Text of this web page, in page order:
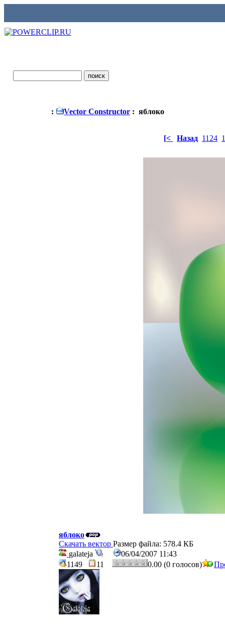
: Vector Constructor : яблоко
[< Назад 1124
яблоко
Скачать вектор Размер файла: 578.4 КБ
galateja
06/04/2007 11:43
1149
11 0.00 (0 голосов)